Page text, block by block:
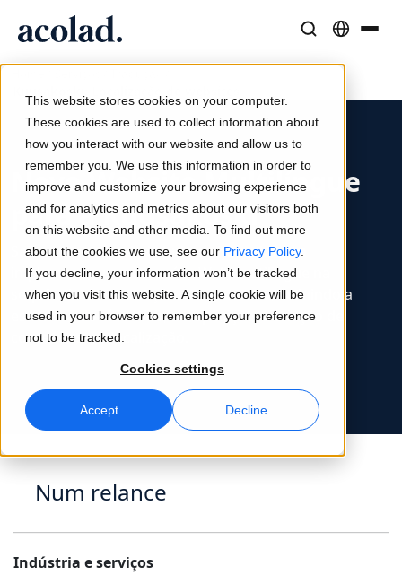
This website stores cookies on your computer.
These cookies are used to collect information about
how you interact with our website and allow us to
remember you. We use this information in order to
improve and customize your browsing experience
and for analytics and metrics about our visitors both
on this website and other media. To find out more
about the cookies we use, see our Privacy Policy.
If you decline, your information won’t be tracked
when you visit this website. A single cookie will be
used in your browser to remember your preference
not to be tracked.
Cookies settings
Accept Decline
Tradução
Velocidade da IA, precisão humana
Interpretação
Comunicação fluida em qualquer lugar
Mídia e Entretenimento
Leve histórias a cada tela
Consultoria e Outsourcing
Lia Translate
Traduções instantâneas alinhadas com a sua marca
Conectividade
Integração nos fluxos de trabalho, de forma simples
Interpretação com IA
Tradução de voz em tempo real
Garantia de qualidade
Histórias de sucesso
Resultados reais dos nossos clientes
Artigos
Perspetivas de especialistas sobre conteúdo global
Ebooks
Guias e estratégias aprofundadas
Webinars on demand
Sobre a Acolad
Sustentabilidade
Parceiros
Notícias
Carreiras
Construa o seu futuro connosco
Novo Website Multilíngue
para a Kuusakoski
Saiba como a Acolad ajudou a Kuusakoski a
implementar um novo sítio Web multilingue
sequência da renovação da sua marca, incluindo a
estrutura do sítio Web, a disposição, a criação de
conteúdos e a localização.
Num relance
Indústria e serviços